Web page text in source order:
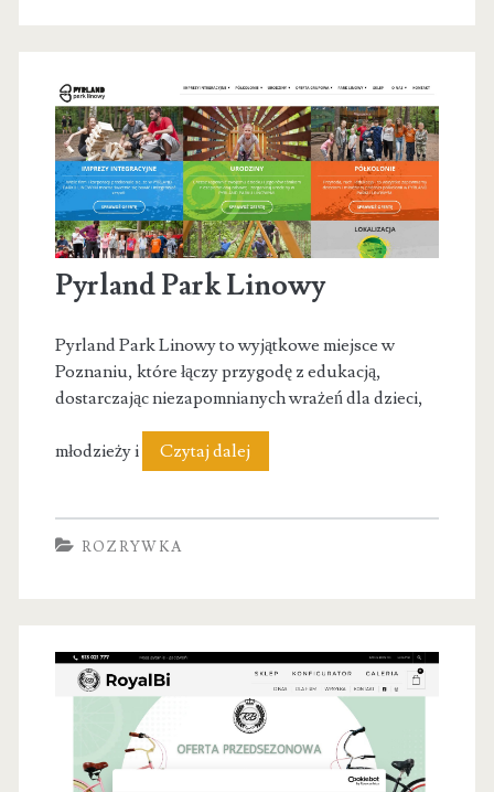
i
jacuzzi
na
wyłączność
Pyrland Park Linowy
Pyrland Park Linowy to wyjątkowe miejsce w
Poznaniu, które łączy przygodę z edukacją,
dostarczając niezapomnianych wrażeń dla dzieci,
młodzieży i Czytaj dalejPyrland
ROZRYWKA